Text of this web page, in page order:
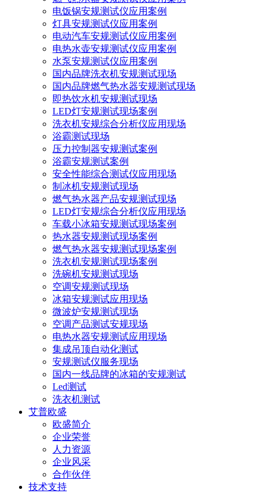
电饭锅安规测试仪应用案例
灯具安规测试仪应用案例
电动汽车安规测试仪应用案例
电热水壶安规测试仪应用案例
水泵安规测试仪应用案例
国内品牌洗衣机安规测试现场
国内品牌燃气热水器安规测试现场
即热饮水机安规测试现场
LED灯安规测试现场案例
洗衣机安规综合分析仪应用现场
浴霸测试现场
压力控制器安规测试案例
浴霸安规测试案例
安全性能综合测试仪应用现场
制冰机安规测试现场
燃气热水器产品安规测试现场
LED灯安规综合分析仪应用现场
车载小冰箱安规测试现场案例
热水器安规测试现场案例
燃气热水器安规测试现场案例
洗衣机安规测试现场案例
洗碗机安规测试现场
空调安规测试现场
冰箱安规测试应用现场
微波炉安规测试现场
空调产品测试安规现场
电热水器安规测试应用现场
集成吊顶自动化测试
安规测试仪服务现场
国内一线品牌的冰箱的安规测试
Led测试
洗衣机测试
艾普欧盛
欧盛简介
企业荣誉
人力资源
企业风采
合作伙伴
技术支持